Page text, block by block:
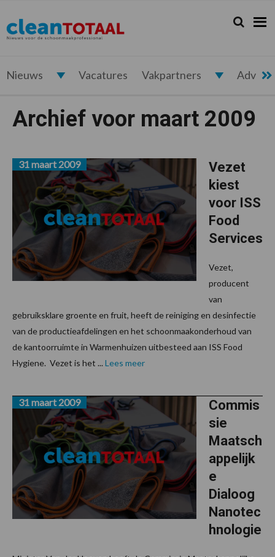
de
hoofdnavigatie
de
hoofd
de
voettekst
Cleantotaal.nl
Het
laatste
voor
schoonmaak
Zoeken...
Zoek
Nieuws Vacatures Vakpartners
Archief voor maart 2009
Vezet
kiest
voor ISS
Food
Services
31 maart 2009
Vezet,
producent
van
gebruiksklare groente en fruit, heeft de reiniging en desinfectie
van de productieafdelingen en het schoonmaakonderhoud van
de kantoorruimte in Warmenhuizen uitbesteed aan ISS Food
Hygiene. Vezet is het ...Lees meer
Commis
sie
Maatsch
appelijk
e
Dialoog
Nanotec
hnologie
31 maart 2009